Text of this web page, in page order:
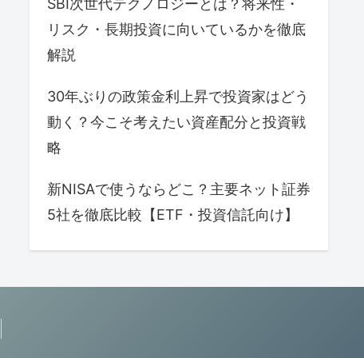
SBI次世代テクノロジーとは？将来性・
リスク・長期投資に向いているかを徹底
解説
30年ぶりの政策金利上昇で投資家はどう
動く？今こそ考えたい資産配分と投資戦
略
新NISAで使うならどこ？主要ネット証券
5社を徹底比較【ETF・投資信託向け】